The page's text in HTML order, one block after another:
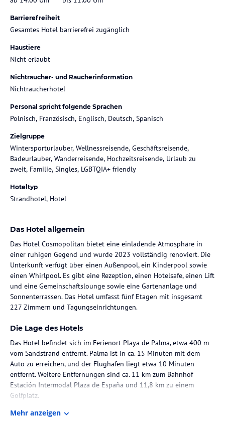
Barrierefreiheit
Gesamtes Hotel barrierefrei zugänglich
Haustiere
Nicht erlaubt
Nichtraucher- und Raucherinformation
Nichtraucherhotel
Personal spricht folgende Sprachen
Polnisch, Französisch, Englisch, Deutsch, Spanisch
Zielgruppe
Wintersporturlauber, Wellnessreisende, Geschäftsreisende,
Badeurlauber, Wanderreisende, Hochzeitsreisende, Urlaub zu
zweit, Familie, Singles, LGBTQIA+ friendly
Hoteltyp
Strandhotel, Hotel
Das Hotel allgemein
Das Hotel Cosmopolitan bietet eine einladende Atmosphäre in
einer ruhigen Gegend und wurde 2023 vollständig renoviert. Die
Unterkunft verfügt über einen Außenpool, ein Kinderpool sowie
einen Whirlpool. Es gibt eine Rezeption, einen Hotelsafe, einen Lift
und eine Gemeinschaftslounge sowie eine Gartenanlage und
Sonnenterrassen. Das Hotel umfasst fünf Etagen mit insgesamt
227 Zimmern und Tagungseinrichtungen.
Die Lage des Hotels
Das Hotel befindet sich im Ferienort Playa de Palma, etwa 400 m
vom Sandstrand entfernt. Palma ist in ca. 15 Minuten mit dem
Auto zu erreichen, und der Flughafen liegt etwa 10 Minuten
entfernt. Weitere Entfernungen sind ca. 11 km zum Bahnhof
Estación Intermodal Plaza de España und 11,8 km zu einem
Golfplatz.
Zimmer / Unterbringung im Hotel
Mehr anzeigen